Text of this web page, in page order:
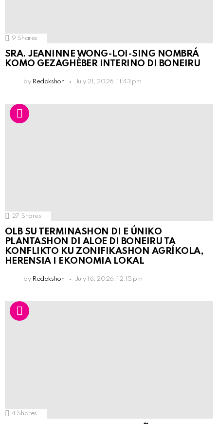
9 Shares
SRA. JEANINNE WONG-LOI-SING NOMBRÁ
KOMO GEZAGHÈBER INTERINO DI BONEIRU
by Redakshon July 21, 2026, 11:43 pm
27 Shares
OLB SU TERMINASHON DI E ÚNIKO
PLANTASHON DI ALOE DI BONEIRU TA
KONFLIKTO KU ZONIFIKASHON AGRÍKOLA,
HERENSIA I EKONOMIA LOKAL
by Redakshon July 16, 2026, 12:15 pm
4 Shares